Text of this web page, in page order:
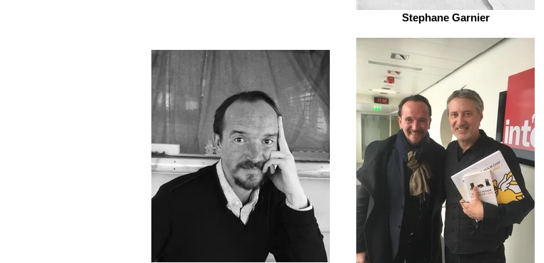
Stephane Garnier